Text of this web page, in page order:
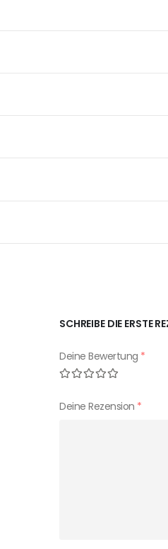
SCHREIBE DIE ERSTE
Deine Bewertung *
Deine Rezension *